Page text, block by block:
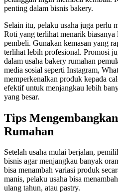
penting dalam bisnis bakery.
Selain itu, pelaku usaha juga perlu
Roti yang terlihat menarik
pembeli. Gunakan kemasan yang
terlihat lebih profesional. Promosi
dalam usaha bakery rumahan
media sosial seperti Instagram,
memperkenalkan produk kepada
efektif untuk menjangkau lebih
yang besar.
Tips
Rumahan
Setelah usaha mulai berjalan,
bisnis agar menjangkau banyak
bisa menambah variasi produk
manis, pelaku usaha bisa
ulang tahun, atau pastry.